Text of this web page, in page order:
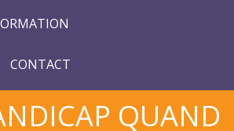
CONTACT
QUAND